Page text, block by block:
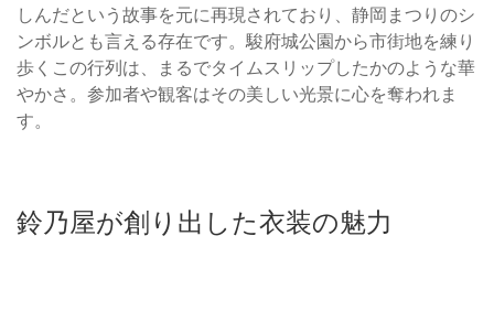
しんだという故事を元に再現されており、静岡まつりのシ
ンボルとも言える存在です。駿府城公園から市街地を練り
歩くこの行列は、まるでタイムスリップしたかのような華
やかさ。参加者や観客はその美しい光景に心を奪われま
す。
鈴乃屋が創り出した衣装の魅力